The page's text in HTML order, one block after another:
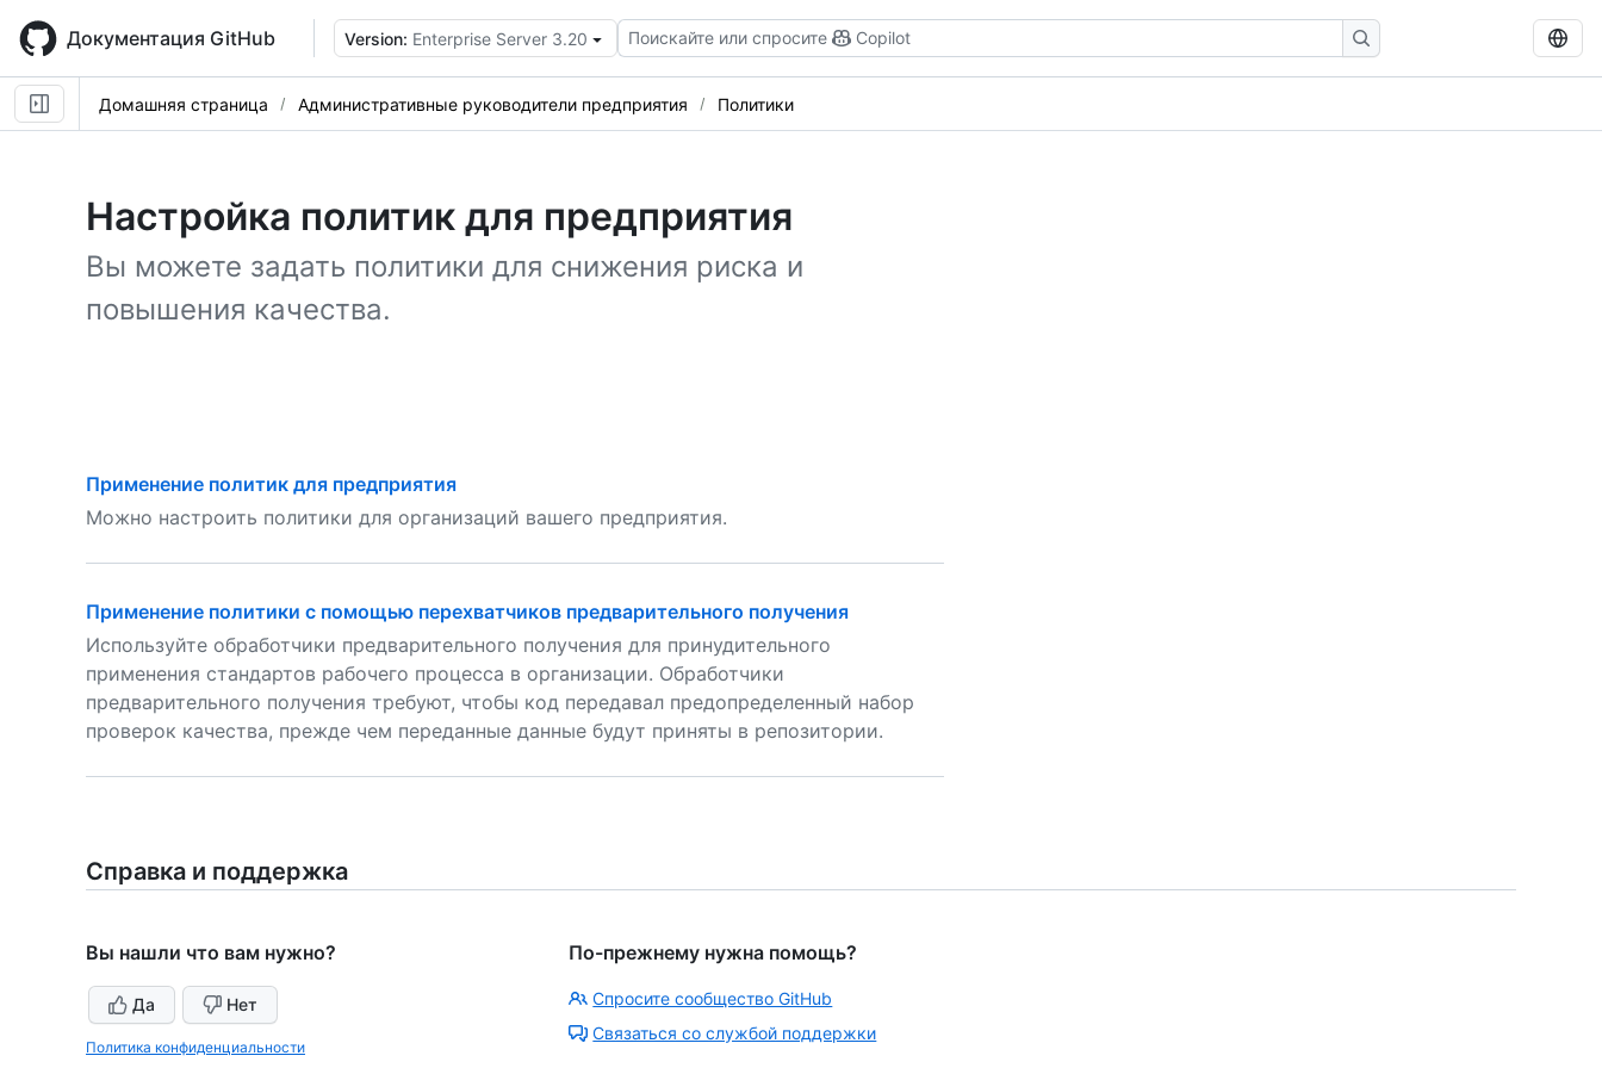
main
content
Документация GitHub Version: Enterprise Server 3.20 Поискайте или спросите Copilot
Домашняя страница Административные руководители предприятия Политики
Настройка политик для предприятия
Вы можете задать политики для снижения риска и
повышения качества.
Применение политик для предприятия
Можно настроить политики для организаций вашего предприятия.
Применение политики с помощью перехватчиков предварительного получения
Используйте обработчики предварительного получения для принудительного
применения стандартов рабочего процесса в организации. Обработчики
предварительного получения требуют, чтобы код передавал предопределенный набор
проверок качества, прежде чем переданные данные будут приняты в репозитории.
Справка и поддержка
Вы нашли что вам нужно?
Да Нет
Политика конфиденциальности
По-прежнему нужна помощь?
Спросите сообщество GitHub
Связаться со службой поддержки